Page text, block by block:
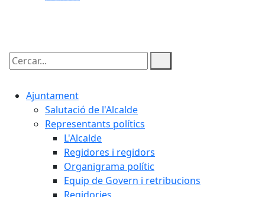
Cercar:
Ajuntament
Salutació de l'Alcalde
Representants polítics
L'Alcalde
Regidores i regidors
Organigrama polític
Equip de Govern i retribucions